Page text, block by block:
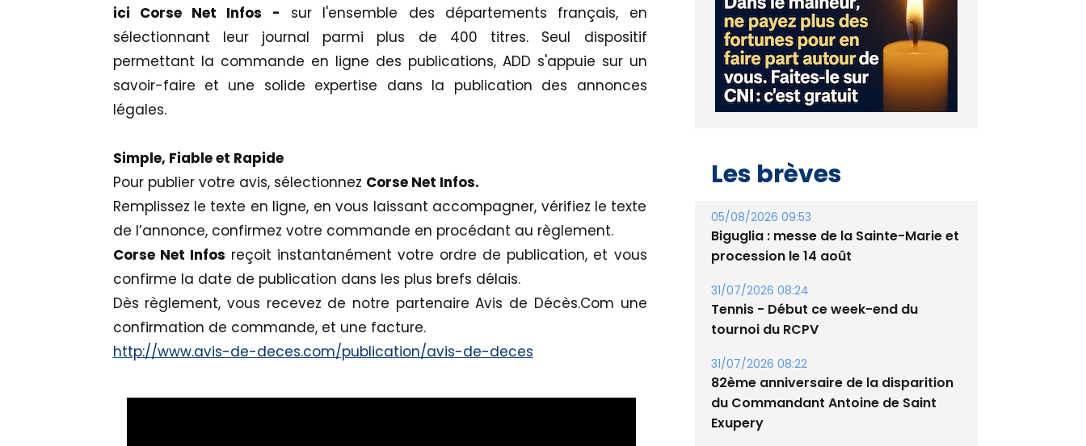
ici Corse Net Infos - sur l'ensemble des départements français, en
sélectionnant leur journal parmi plus de 400 titres. Seul dispositif
permettant la commande en ligne des publications, ADD s'appuie sur un
savoir-faire et une solide expertise dans la publication des annonces
légales.
Simple, Fiable et Rapide
Pour publier votre avis, sélectionnez Corse Net Infos.
Remplissez le texte en ligne, en vous laissant accompagner, vérifiez le texte
de l’annonce, confirmez votre commande en procédant au règlement.
Corse Net Infos reçoit instantanément votre ordre de publication, et vous
confirme la date de publication dans les plus brefs délais.
Dès règlement, vous recevez de notre partenaire Avis de Décès.Com une
confirmation de commande, et une facture.
http://www.avis-de-deces.com/publication/avis-de-deces
Les brèves
05/08/2026 09:53
Biguglia : messe de la Sainte-Marie et
procession le 14 août
31/07/2026 08:24
Tennis - Début ce week-end du
tournoi du RCPV
31/07/2026 08:22
82ème anniversaire de la disparition
du Commandant Antoine de Saint
Exupery